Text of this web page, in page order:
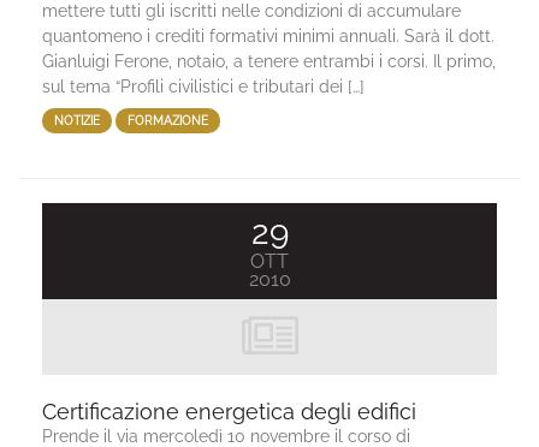
mettere tutti gli iscritti nelle condizioni di accumulare
quantomeno i crediti formativi minimi annuali. Sarà il dott.
Gianluigi Ferone, notaio, a tenere entrambi i corsi. Il primo,
sul tema “Profili civilistici e tributari dei […]
NOTIZIE FORMAZIONE
Certificazione energetica degli edifici
Prende il via mercoledì 10 novembre il corso di
29
OTT
2010